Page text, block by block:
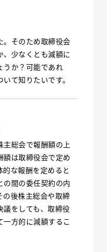
。そのため取締役会
、少なくとも減額に
うか？可能であれ
て知りたいです。
主総会で報酬額の上
額は取締役会で定め
な報酬を定めると
の間の委任契約の内
の後株主総会や取締
議をしても、取締役
方的に減額するこ